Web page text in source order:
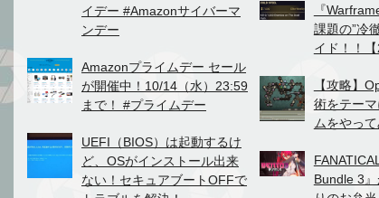
イデー #Amazonサイバーマ
ンデー
Amazonプライムデー セール
が開催中！10/14（水）23:59
まで！ #プライムデー
UEFI（BIOS）は起動するけ
ど、OSがインストール出来
ない！セキュアブートOFFで
『
課題の”冷
イド！！
【攻略】
術をテー
ムをやって
Bundle 3